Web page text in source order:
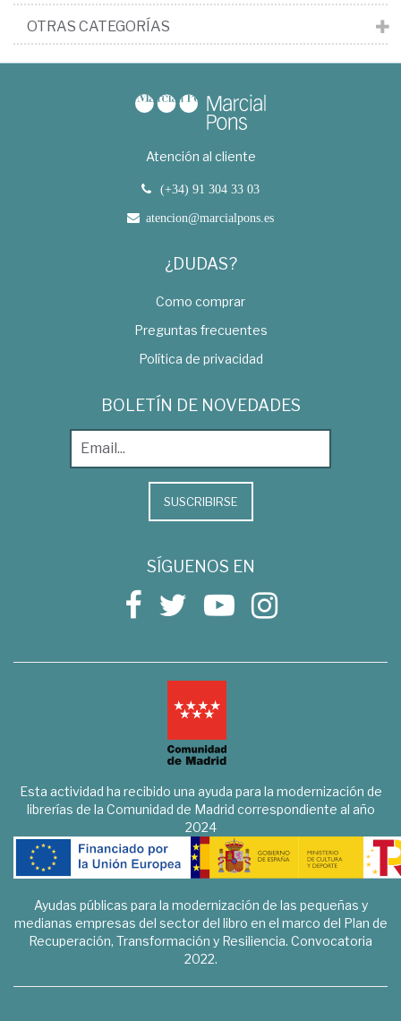
OTRAS CATEGORÍAS
Atención al cliente
(+34) 91 304 33 03
atencion@marcialpons.es
¿DUDAS?
Como comprar
Preguntas frecuentes
Política de privacidad
BOLETÍN DE NOVEDADES
SUSCRIBIRSE
SÍGUENOS EN
Esta actividad ha recibido una ayuda para la modernización de
librerías de la Comunidad de Madrid correspondiente al año
2024
Ayudas públicas para la modernización de las pequeñas y
medianas empresas del sector del libro en el marco del Plan de
Recuperación, Transformación y Resiliencia. Convocatoria
2022.